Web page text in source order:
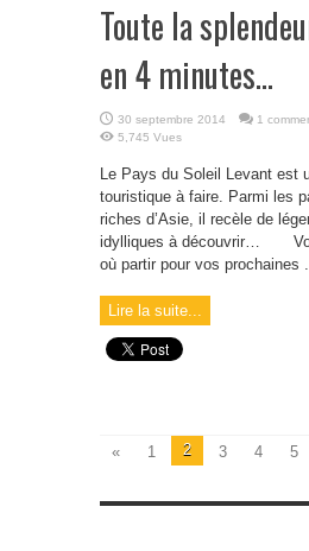
Toute la
en 4 minutes…
30 septembre 2014
1
5,745 Vues
Le Pays du Soleil Levant est
touristique à faire. Parmi les
riches d’Asie, il recèle de
idylliques à découvrir…
où partir pour vos prochaines
Lire la suite...
« 1 2 3 4 5